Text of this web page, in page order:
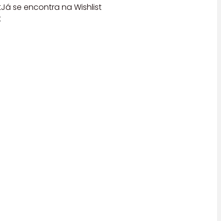
Já se encontra na Wishlist